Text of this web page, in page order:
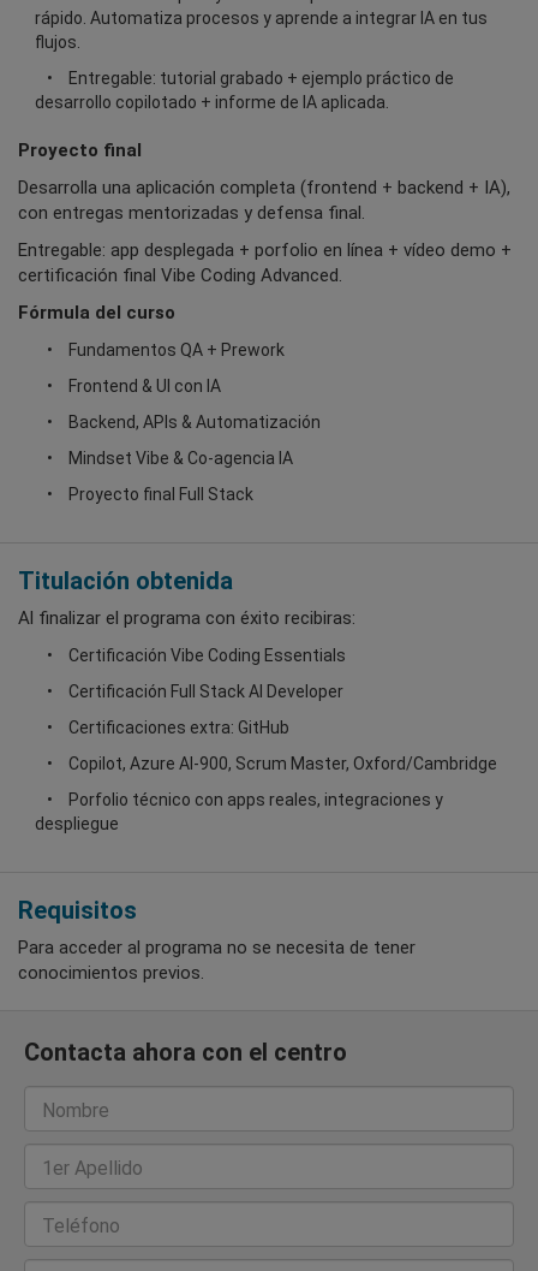
rápido. Automatiza procesos y aprende a integrar IA en tus
flujos.
Entregable: tutorial grabado + ejemplo práctico de
desarrollo copilotado + informe de IA aplicada.
Proyecto final
Desarrolla una aplicación completa (frontend + backend + IA),
con entregas mentorizadas y defensa final.
Entregable: app desplegada + porfolio en línea + vídeo demo +
certificación final Vibe Coding Advanced.
Fórmula del curso
Fundamentos QA + Prework
Frontend & UI con IA
Backend, APIs & Automatización
Mindset Vibe & Co-agencia IA
Proyecto final Full Stack
Titulación obtenida
Al finalizar el programa con éxito recibiras:
Certificación Vibe Coding Essentials
Certificación Full Stack Al Developer
Certificaciones extra: GitHub
Copilot, Azure Al-900, Scrum Master, Oxford/Cambridge
Porfolio técnico con apps reales, integraciones y
despliegue
Requisitos
Para acceder al programa no se necesita de tener
conocimientos previos.
Contacta ahora con el centro
Nombre
1er Apellido
Teléfono